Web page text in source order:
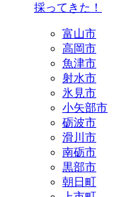
採ってきた！
富山市
高岡市
魚津市
射水市
氷見市
小矢部市
砺波市
滑川市
南砺市
黒部市
朝日町